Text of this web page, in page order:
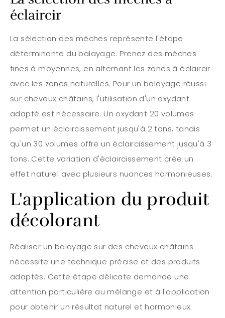
éclaircir
La sélection des mèches représente l'étape
déterminante du balayage. Prenez des mèches
fines à moyennes, en alternant les zones à éclaircir
avec les zones naturelles. Pour un balayage réussi
sur cheveux châtains, l'utilisation d'un oxydant
adapté est nécessaire. Un oxydant 20 volumes
permet un éclaircissement jusqu'à 2 tons, tandis
qu'un 30 volumes offre un éclaircissement jusqu'à 3
tons. Cette variation d'éclaircissement crée un
effet naturel avec plusieurs nuances harmonieuses.
L'application du produit
décolorant
Réaliser un balayage sur des cheveux châtains
nécessite une technique précise et des produits
adaptés. Cette étape délicate demande une
attention particulière au mélange et à l'application
pour obtenir un résultat naturel et harmonieux.